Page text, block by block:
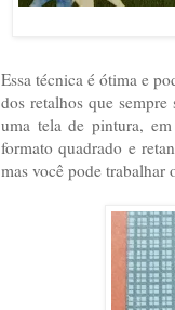
Essa técnica é ótima e
dos retalhos que
uma tela de pintura,
formato quadrado e
mas você pode trabalhar